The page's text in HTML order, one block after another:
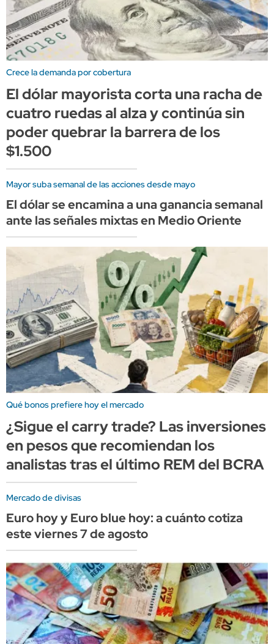
Crece la demanda por cobertura
El dólar mayorista corta una racha de
cuatro ruedas al alza y continúa sin
poder quebrar la barrera de los
$1.500
Mayor suba semanal de las acciones desde mayo
El dólar se encamina a una ganancia semanal
ante las señales mixtas en Medio Oriente
Qué bonos prefiere hoy el mercado
¿Sigue el carry trade? Las inversiones
en pesos que recomiendan los
analistas tras el último REM del BCRA
Mercado de divisas
Euro hoy y Euro blue hoy: a cuánto cotiza
este viernes 7 de agosto